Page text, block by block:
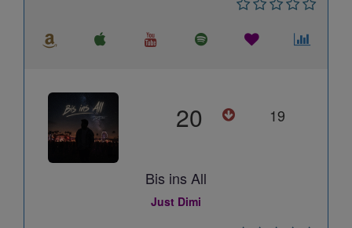
20 19
Bis ins All
Just Dimi